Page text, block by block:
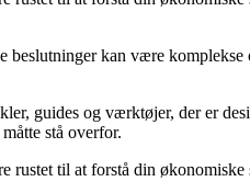
kan være
guides og værktøjer, der er
stå overfor.
til at forstå din